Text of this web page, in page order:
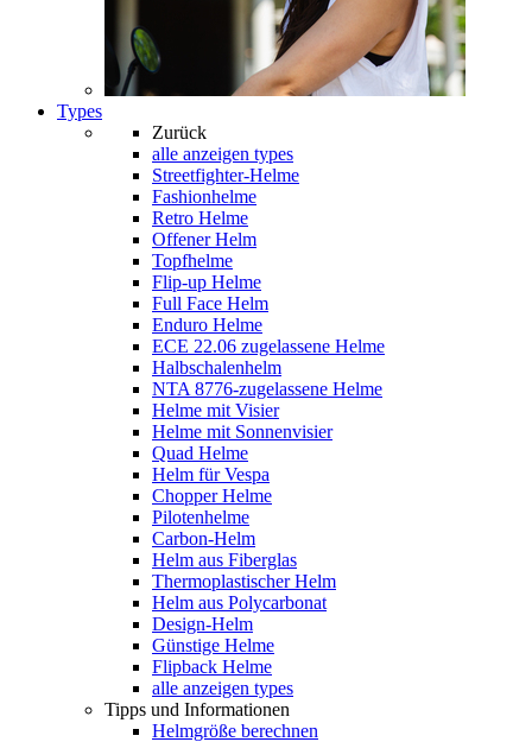
Types
Zurück
alle anzeigen types
Streetfighter-Helme
Fashionhelme
Retro Helme
Offener Helm
Topfhelme
Flip-up Helme
Full Face Helm
Enduro Helme
ECE 22.06 zugelassene Helme
Halbschalenhelm
NTA 8776-zugelassene Helme
Helme mit Visier
Helme mit Sonnenvisier
Quad Helme
Helm für Vespa
Chopper Helme
Pilotenhelme
Carbon-Helm
Helm aus Fiberglas
Thermoplastischer Helm
Helm aus Polycarbonat
Design-Helm
Günstige Helme
Flipback Helme
alle anzeigen types
Tipps und Informationen
Helmgröße berechnen